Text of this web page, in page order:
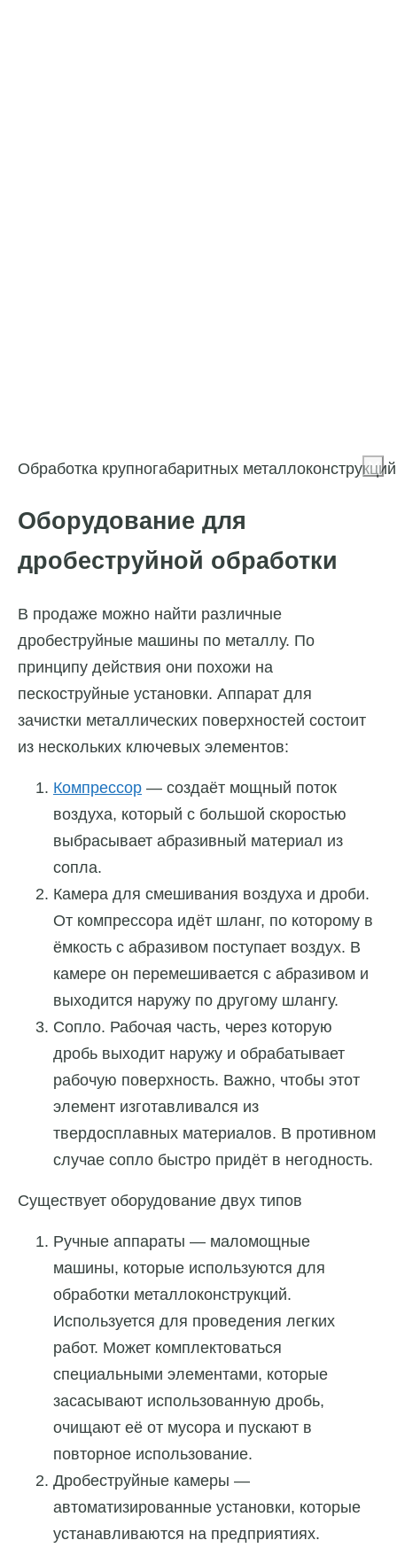
Обработка крупногабаритных металлоконструкций
Оборудование для
дробеструйной обработки
В продаже можно найти различные
дробеструйные машины по металлу. По
принципу действия они похожи на
пескоструйные установки. Аппарат для
зачистки металлических поверхностей состоит
из нескольких ключевых элементов:
Компрессор — создаёт мощный поток
воздуха, который с большой скоростью
выбрасывает абразивный материал из
сопла.
Камера для смешивания воздуха и дроби.
От компрессора идёт шланг, по которому в
ёмкость с абразивом поступает воздух. В
камере он перемешивается с абразивом и
выходится наружу по другому шлангу.
Сопло. Рабочая часть, через которую
дробь выходит наружу и обрабатывает
рабочую поверхность. Важно, чтобы этот
элемент изготавливался из
твердосплавных материалов. В противном
случае сопло быстро придёт в негодность.
Существует оборудование двух типов
Ручные аппараты — маломощные
машины, которые используются для
обработки металлоконструкций.
Используется для проведения легких
работ. Может комплектоваться
специальными элементами, которые
засасывают использованную дробь,
очищают её от мусора и пускают в
повторное использование.
Дробеструйные камеры —
автоматизированные установки, которые
устанавливаются на предприятиях.